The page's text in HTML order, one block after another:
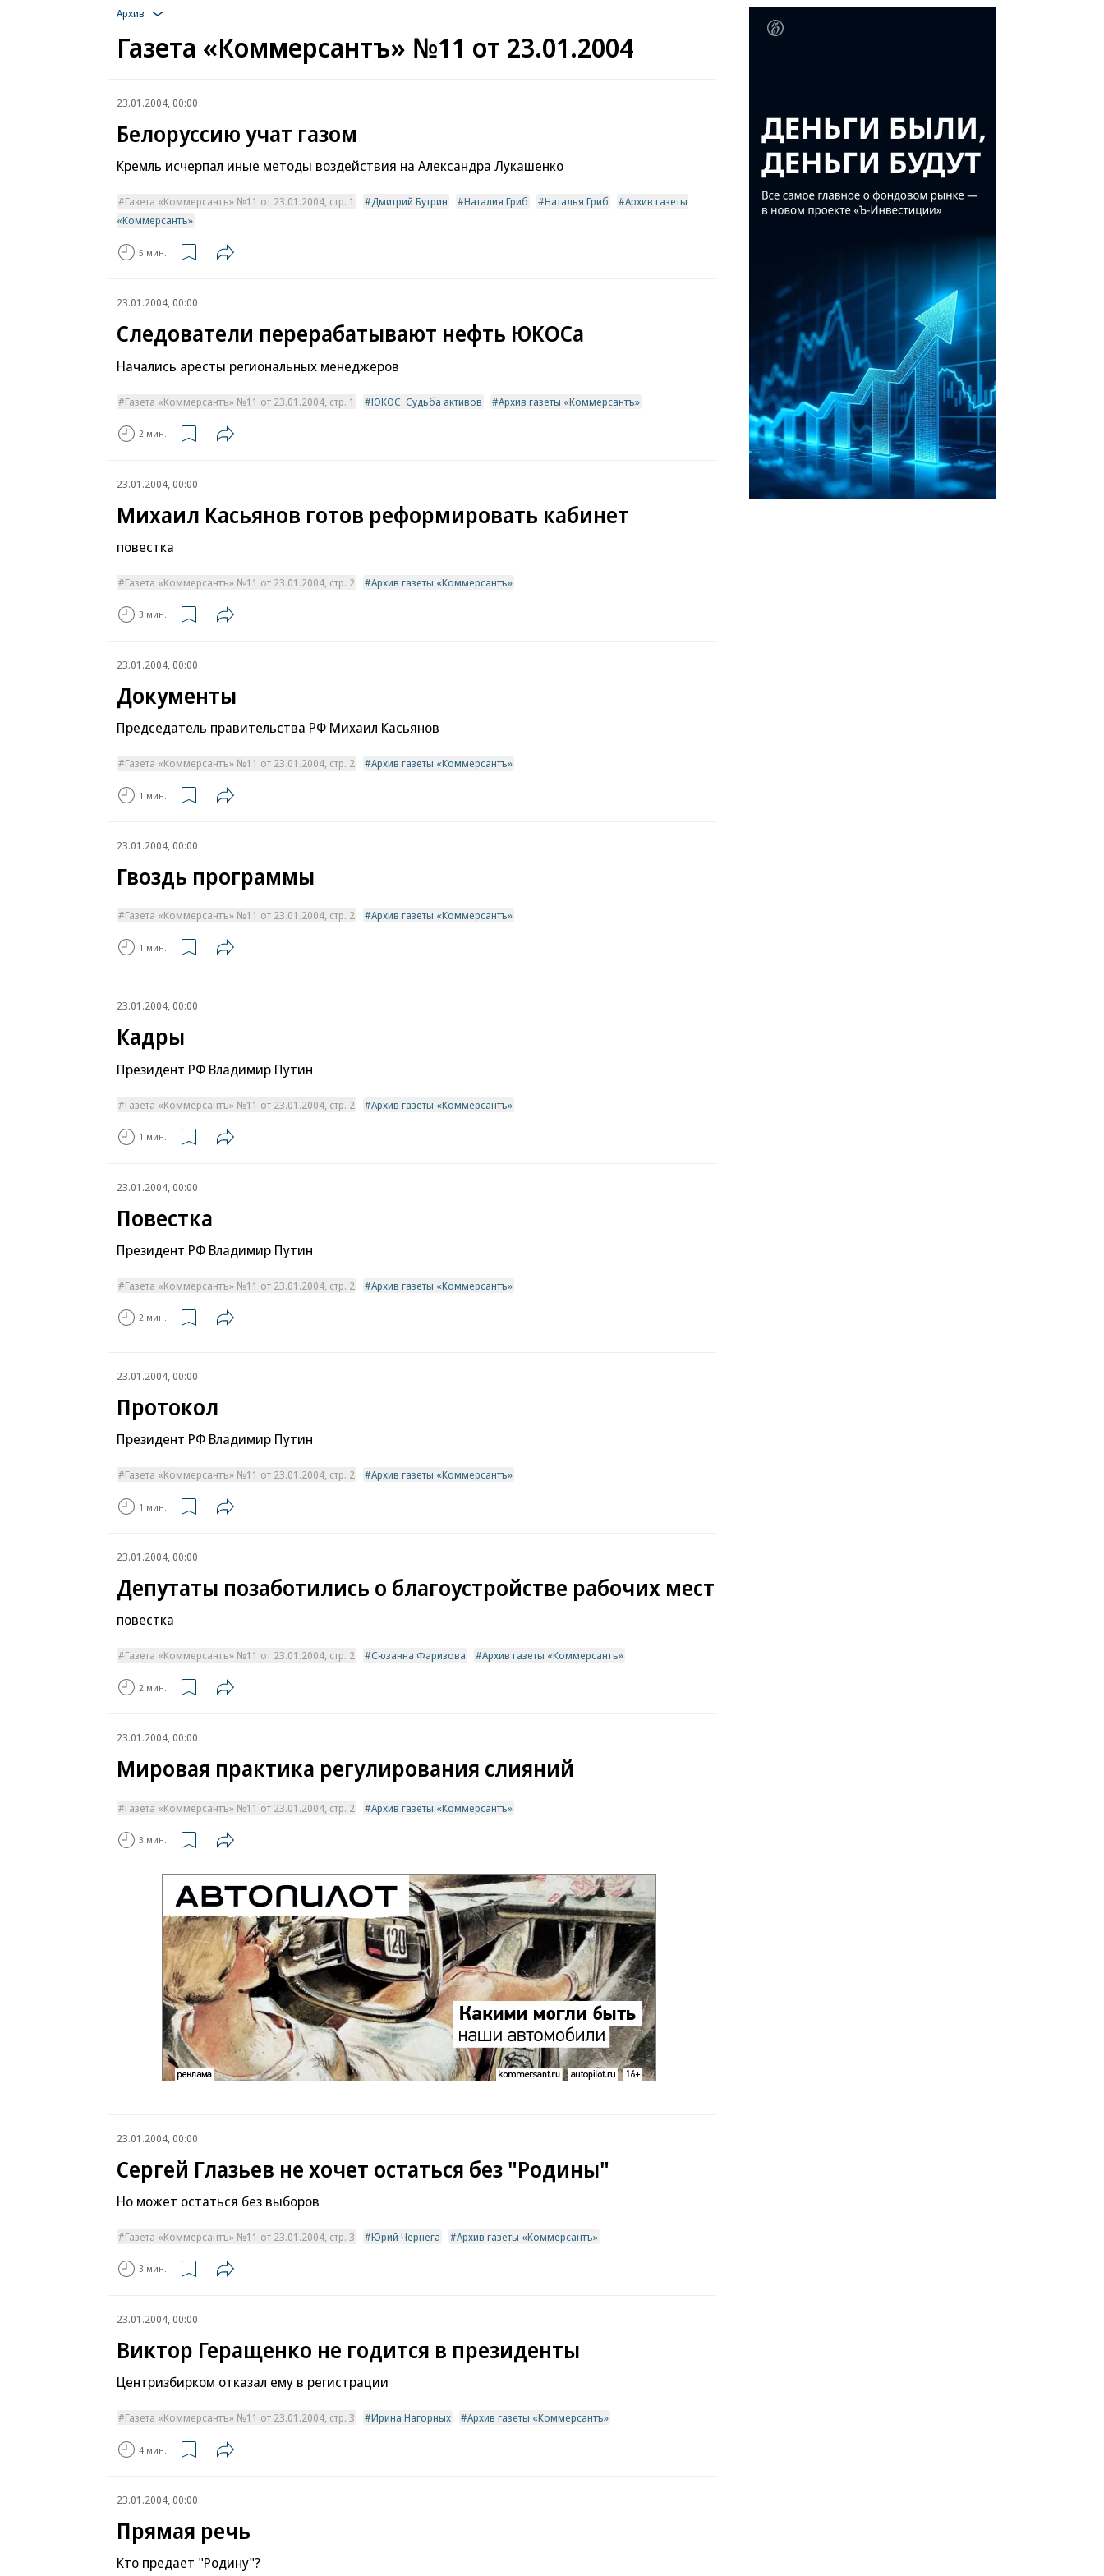
Архив
Газета «Коммерсантъ» №11 от 23.01.2004
23.01.2004, 00:00
Белоруссию учат газом
Кремль исчерпал иные методы воздействия на Александра Лукашенко
Газета «Коммерсантъ» №11 от 23.01.2004, стр. 1 Дмитрий Бутрин Наталия Гриб Наталья Гриб
Архив газеты
«Коммерсантъ»
5 мин.
23.01.2004, 00:00
Следователи перерабатывают нефть ЮКОСа
Начались аресты региональных менеджеров
Газета «Коммерсантъ» №11 от 23.01.2004, стр. 1 ЮКОС. Судьба активов Архив газеты «Коммерсантъ»
2 мин.
23.01.2004, 00:00
Михаил Касьянов готов реформировать кабинет
повестка
Газета «Коммерсантъ» №11 от 23.01.2004, стр. 2 Архив газеты «Коммерсантъ»
3 мин.
23.01.2004, 00:00
Документы
Председатель правительства РФ Михаил Касьянов
Газета «Коммерсантъ» №11 от 23.01.2004, стр. 2 Архив газеты «Коммерсантъ»
1 мин.
23.01.2004, 00:00
Гвоздь программы
Газета «Коммерсантъ» №11 от 23.01.2004, стр. 2 Архив газеты «Коммерсантъ»
1 мин.
23.01.2004, 00:00
Кадры
Президент РФ Владимир Путин
Газета «Коммерсантъ» №11 от 23.01.2004, стр. 2 Архив газеты «Коммерсантъ»
1 мин.
23.01.2004, 00:00
Повестка
Президент РФ Владимир Путин
Газета «Коммерсантъ» №11 от 23.01.2004, стр. 2 Архив газеты «Коммерсантъ»
2 мин.
23.01.2004, 00:00
Протокол
Президент РФ Владимир Путин
Газета «Коммерсантъ» №11 от 23.01.2004, стр. 2 Архив газеты «Коммерсантъ»
1 мин.
23.01.2004, 00:00
Депутаты позаботились о благоустройстве рабочих мест
повестка
Газета «Коммерсантъ» №11 от 23.01.2004, стр. 2 Сюзанна Фаризова Архив газеты «Коммерсантъ»
2 мин.
23.01.2004, 00:00
Мировая практика регулирования слияний
Газета «Коммерсантъ» №11 от 23.01.2004, стр. 2 Архив газеты «Коммерсантъ»
3 мин.
23.01.2004, 00:00
Сергей Глазьев не хочет остаться без "Родины"
Но может остаться без выборов
Газета «Коммерсантъ» №11 от 23.01.2004, стр. 3 Юрий Чернега Архив газеты «Коммерсантъ»
3 мин.
23.01.2004, 00:00
Виктор Геращенко не годится в президенты
Центризбирком отказал ему в регистрации
Газета «Коммерсантъ» №11 от 23.01.2004, стр. 3 Ирина Нагорных Архив газеты «Коммерсантъ»
4 мин.
23.01.2004, 00:00
Прямая речь
Кто предает "Родину"?